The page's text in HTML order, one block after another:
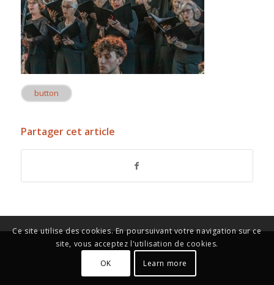
button
Partager cet article
Ce site utilise des cookies. En poursuivant votre navigation sur ce
site, vous acceptez l'utilisation de cookies.
OK
Learn more